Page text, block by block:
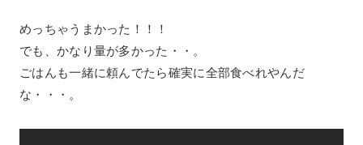
めっちゃうまかった！！！
でも、かなり量が多かった・・。
ごはんも一緒に頼んでたら確実に全部食べれやんだ
な・・・。